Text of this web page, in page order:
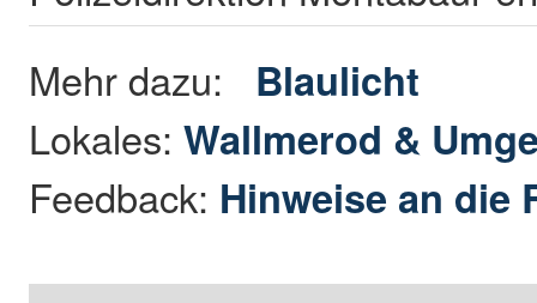
Mehr dazu: Blaulicht
Lokales:Wallmerod &
Feedback: Hinweise an die